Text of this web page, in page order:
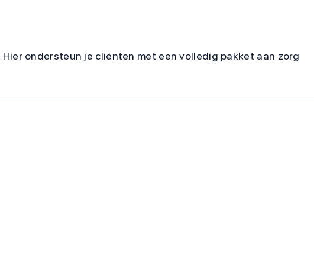
ondersteun je cliënten met een volledig pakket aan zorg